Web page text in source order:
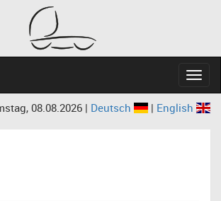
08.08.2026 | Deutsch | English